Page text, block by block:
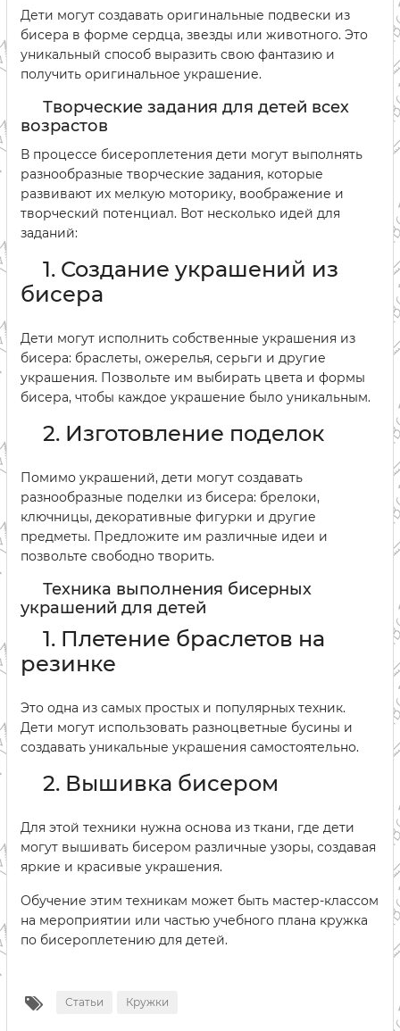
Дети могут создавать оригинальные подвески из
бисера в форме сердца, звезды или животного. Это
уникальный способ выразить свою фантазию и
получить оригинальное украшение.
Творческие задания для детей всех
возрастов
В процессе бисероплетения дети могут выполнять
разнообразные творческие задания, которые
развивают их мелкую моторику, воображение и
творческий потенциал. Вот несколько идей для
заданий:
1. Создание украшений из
бисера
Дети могут исполнить собственные украшения из
бисера: браслеты, ожерелья, серьги и другие
украшения. Позвольте им выбирать цвета и формы
бисера, чтобы каждое украшение было уникальным.
2. Изготовление поделок
Помимо украшений, дети могут создавать
разнообразные поделки из бисера: брелоки,
ключницы, декоративные фигурки и другие
предметы. Предложите им различные идеи и
позвольте свободно творить.
Техника выполнения бисерных
украшений для детей
1. Плетение браслетов на
резинке
Это одна из самых простых и популярных техник.
Дети могут использовать разноцветные бусины и
создавать уникальные украшения самостоятельно.
2. Вышивка бисером
Для этой техники нужна основа из ткани, где дети
могут вышивать бисером различные узоры, создавая
яркие и красивые украшения.
Обучение этим техникам может быть мастер-классом
на мероприятии или частью учебного плана кружка
по бисероплетению для детей.
Статьи Кружки